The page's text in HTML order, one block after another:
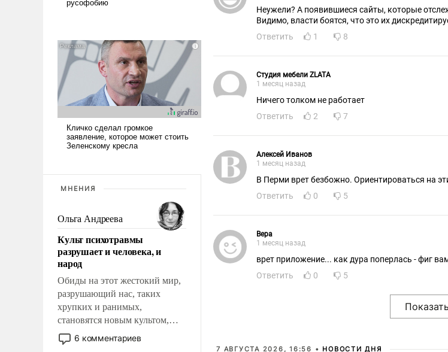
МНЕНИЯ
Ольга Андреева
Культ психотравмы
разрушает и человека, и
народ
Обиды на этот жестокий мир,
разрушающий нас, таких
хрупких и ранимых,
становятся новым культом,
постепенно вытесняя и
отменяя традиционное
6 комментариев
Неужели? А появившиеся сайты, которые
Видимо, власти боятся, что это их
Ответить
1 8
Студия мебели ZLATA
1 месяц назад
Ничего толком не работает
Ответить
2 7
Алексей Иванов
1 месяц назад
В Перми врет безбожно. Ориентироваться на
Ответить
0 5
Вера
1 месяц назад
врет приложение... как дура поперлась - фиг
Ответить
0 5
7 АВГУСТА 2026, 16:56 • НОВОСТИ ДНЯ